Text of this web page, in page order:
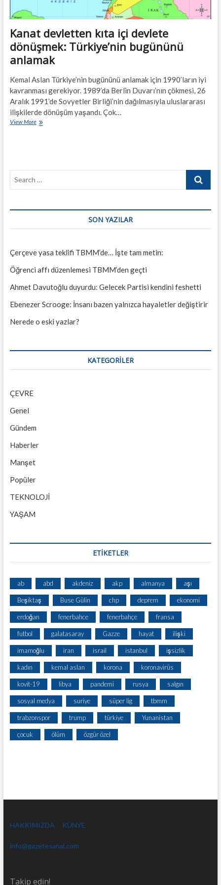
Kanat devletten kıta içi devlete
dönüşmek: Türkiye’nin bugününü
anlamak
Kemal Aslan Türkiye’nin bugününü anlamak için 1990’ların iyi
kavranması gerekiyor. 1989’da Berlin Duvarı’nın çökmesi, 26
Aralık 1991’de Sovyetler Birliği’nin dağılmasıyla uluslararası
ilişkilerde dönüşüm yaşandı. Çok…
View MoreKanat
bugününü
anlamak
Search
SON YAZILAR
Çerçeve yasa teklifi TBMM’de… İşte tam metin:
Öğrenci affı düzenlemesi TBMM’den geçti
Ahmet Davutoğlu duyurdu: Gelecek Partisi kendini feshetti
Ebenezer Scrooge: İnsanı bazen yalnızca hayaletler değiştirir
Nerede o eski yazlar?
KATEGORILER
ÇEVRE
Genel
Gündem
Haberler
Manşet
Popüler
TEKNOLOJİ
YAŞAM
ETİKETLER
ab abd akdeniz akp almanya aşı
Beşiktaş Buse Gülin chp deprem ekonomi
erdoğan fenerbahce fenerbahçe fransa
futbol galatasaray Gazze hayat ilişki
imamoğlu iran israil istanbul işsizlik
kadın kemal aslan korona koronavirüs
kovit-19 libya pandemi rusya salgın
sosyal medya suriye süper lig tbmm
trabzonspor trump türkiye Yunanistan
çocuk ölüm özgür özel
HAKKIMIZDA KÜNYE
info@gazetesanal.com
Takip edin!